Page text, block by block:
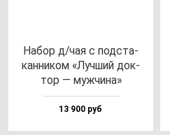
Набор д/чая с под­ста­
кан­ни­ком «Луч­ший док­
тор — муж­чи­на»
13 900 руб